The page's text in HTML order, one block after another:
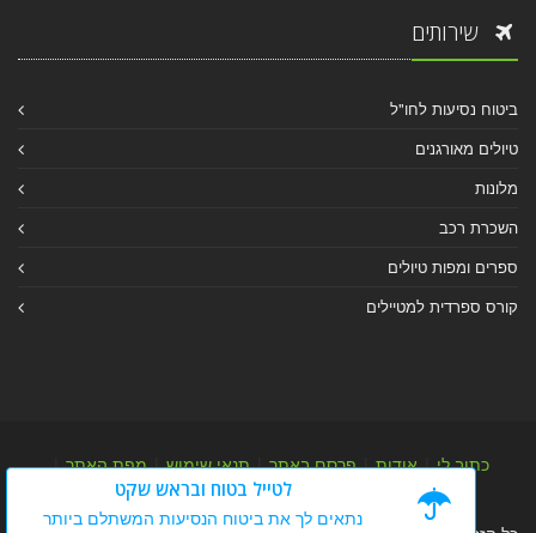
שירותים
ביטוח נסיעות לחו"ל
טיולים מאורגנים
מלונות
השכרת רכב
ספרים ומפות טיולים
קורס ספרדית למטיילים
כתוב לי|אודות|פרסם באתר|תנאי שימוש|מפת האתר|
מפת אלבום|מפת מאמרי מידע
לטייל בטוח ובראש שקט
נתאים לך את ביטוח הנסיעות המשתלם ביותר